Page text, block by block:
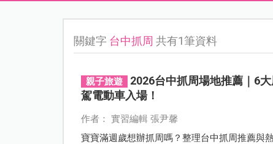
關鍵字 台中抓周 共有1筆資料
親子旅遊
2026台中抓周場地推薦｜6
駕電動車入場！
作者： 實習編輯 張尹馨
寶寶滿週歲想辦抓周嗎？整理台中抓周推薦與